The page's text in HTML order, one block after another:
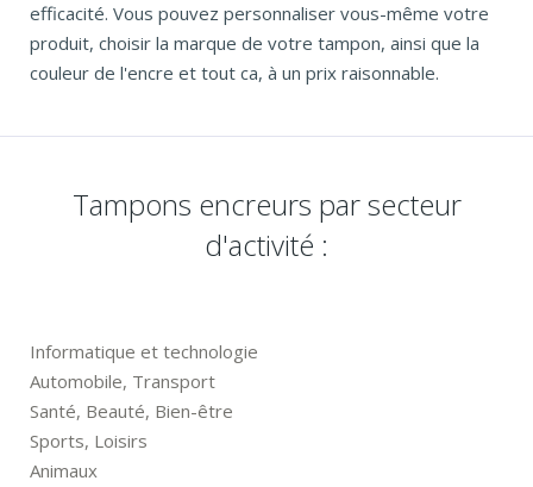
efficacité. Vous pouvez personnaliser vous-même votre
produit, choisir la marque de votre tampon, ainsi que la
couleur de l'encre et tout ca, à un prix raisonnable.
Tampons encreurs par secteur
d'activité :
Informatique et technologie
Automobile, Transport
Santé, Beauté, Bien-être
Sports, Loisirs
Animaux